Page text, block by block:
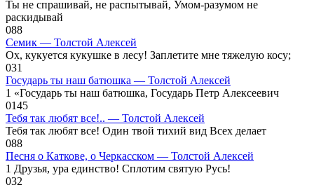
Ты не спрашивай, не распытывай, Умом-разумом не
раскидывай
088
Семик — Толстой Алексей
Ох, кукуется кукушке в лесу! Заплетите мне тяжелую косу;
031
Государь ты наш батюшка — Толстой Алексей
1 «Государь ты наш батюшка, Государь Петр Алексеевич
0145
Тебя так любят все!.. — Толстой Алексей
Тебя так любят все! Один твой тихий вид Всех делает
088
Песня о Каткове, о Черкасском — Толстой Алексей
1 Друзья, ура единство! Сплотим святую Русь!
032